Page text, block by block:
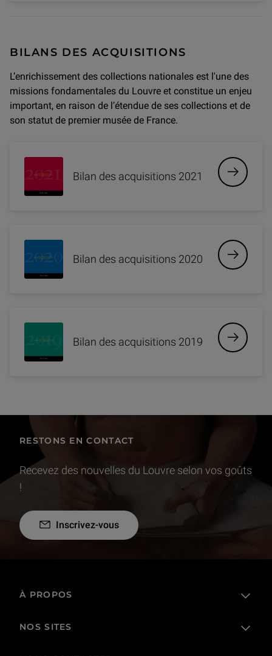
BILANS DES ACQUISITIONS
L’enrichissement des collections nationales est l'une des
missions fondamentales du Louvre et constitue un enjeu
important, en raison de l’étendue de ses collections et de
son statut de premier musée de France.
Bilan des acquisitions 2021
Bilan des acquisitions 2020
Bilan des acquisitions 2019
RESTONS EN CONTACT
Recevez des nouvelles du Louvre selon vos goûts
!
Inscrivez-vous
À PROPOS
L'établissement public
NOS SITES